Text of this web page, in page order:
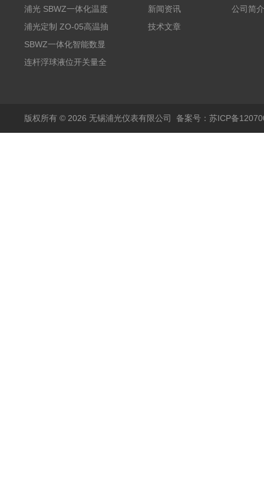
浦光 SBWZ一体化温度
变送器传感器 防爆热电
阻PT100 数显远传4-
20mA2
浦光定制 ZO-05高温抽
气式氧化锆分析仪 防爆
耐腐蚀检测仪
SBWZ一体化智能数显
温度变送器传感器防爆
连杆浮球液位开关量全
新闻资讯
技术文章
公司简介
版权所有 © 2026 无锡浦光仪表有限公司 备案号：苏ICP备